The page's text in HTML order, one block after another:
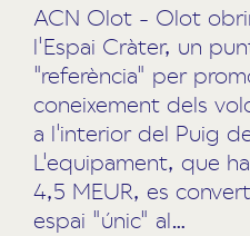
ACN Olot - Olot
l'Espai Cràter, un
"referència" per
coneixement dels
a l'interior del Puig
L'equipament, que
4,5 MEUR, es
espai "únic" al…